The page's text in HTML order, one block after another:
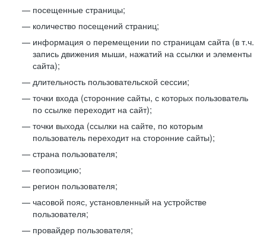
посещенные страницы;
количество посещений страниц;
информация о перемещении по страницам сайта (в т.ч.
запись движения мыши, нажатий на ссылки и элементы
сайта);
длительность пользовательской сессии;
точки входа (сторонние сайты, с которых пользователь
по ссылке переходит на сайт);
точки выхода (ссылки на сайте, по которым
пользователь переходит на сторонние сайты);
страна пользователя;
геопозицию;
регион пользователя;
часовой пояс, установленный на устройстве
пользователя;
провайдер пользователя;